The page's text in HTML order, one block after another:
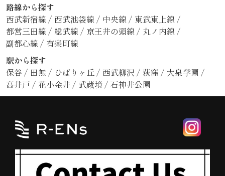
路線から探す
西武新宿線 / 西武池袋線 / 中央線 / 東武東上線 /
都営三田線 / 総武線 / 京王井の頭線 / 丸ノ内線 /
副都心線 / 有楽町線
駅から探す
保谷 / 田無 / ひばりヶ丘 / 西武柳沢 / 荻窪 / 大泉学園 /
高井戸 / 花小金井 / 武蔵境 / 石神井公園